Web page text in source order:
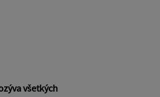
všetkých